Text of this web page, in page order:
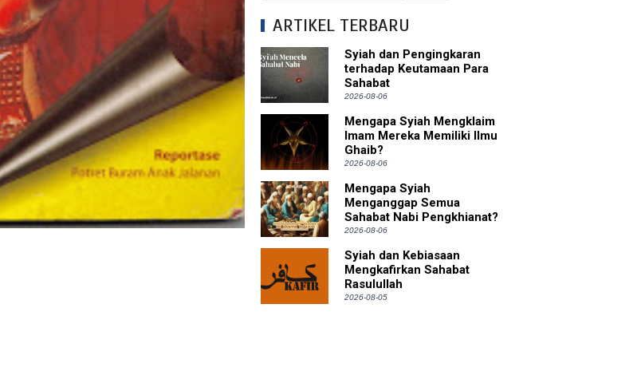
ARTIKEL TERBARU
Syiah dan Pengingkaran
terhadap Keutamaan Para
Sahabat
2026-08-06
Mengapa Syiah Mengklaim
Imam Mereka Memiliki Ilmu
Ghaib?
2026-08-06
Mengapa Syiah
Menganggap Semua
Sahabat Nabi Pengkhianat?
2026-08-06
Syiah dan Kebiasaan
Mengkafirkan Sahabat
Rasulullah
2026-08-05